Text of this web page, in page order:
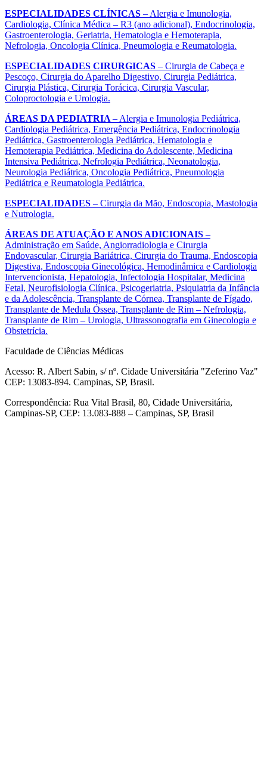
ESPECIALIDADES CLÍNICAS – Alergia e Imunologia,
Cardiologia, Clínica Médica – R3 (ano adicional), Endocrinologia,
Gastroenterologia, Geriatria, Hematologia e Hemoterapia,
Nefrologia, Oncologia Clínica, Pneumologia e Reumatologia.
ESPECIALIDADES CIRURGICAS – Cirurgia de Cabeça e
Pescoço, Cirurgia do Aparelho Digestivo, Cirurgia Pediátrica,
Cirurgia Plástica, Cirurgia Torácica, Cirurgia Vascular,
Coloproctologia e Urologia.
ÁREAS DA PEDIATRIA – Alergia e Imunologia Pediátrica,
Cardiologia Pediátrica, Emergência Pediátrica, Endocrinologia
Pediátrica, Gastroenterologia Pediátrica, Hematologia e
Hemoterapia Pediátrica, Medicina do Adolescente, Medicina
Intensiva Pediátrica, Nefrologia Pediátrica, Neonatologia,
Neurologia Pediátrica, Oncologia Pediátrica, Pneumologia
Pediátrica e Reumatologia Pediátrica.
ESPECIALIDADES – Cirurgia da Mão, Endoscopia, Mastologia
e Nutrologia.
ÁREAS DE ATUAÇÃO E ANOS ADICIONAIS –
Administração em Saúde, Angiorradiologia e Cirurgia
Endovascular, Cirurgia Bariátrica, Cirurgia do Trauma, Endoscopia
Digestiva, Endoscopia Ginecológica, Hemodinâmica e Cardiologia
Intervencionista, Hepatologia, Infectologia Hospitalar, Medicina
Fetal, Neurofisiologia Clínica, Psicogeriatria, Psiquiatria da Infância
e da Adolescência, Transplante de Córnea, Transplante de Fígado,
Transplante de Medula Óssea, Transplante de Rim – Nefrologia,
Transplante de Rim – Urologia, Ultrassonografia em Ginecologia e
Obstetrícia.
Faculdade de Ciências Médicas
Acesso: R. Albert Sabin, s/ nº. Cidade Universitária "Zeferino Vaz"
CEP: 13083-894. Campinas, SP, Brasil.
Correspondência: Rua Vital Brasil, 80, Cidade Universitária,
Campinas-SP, CEP: 13.083-888 – Campinas, SP, Brasil